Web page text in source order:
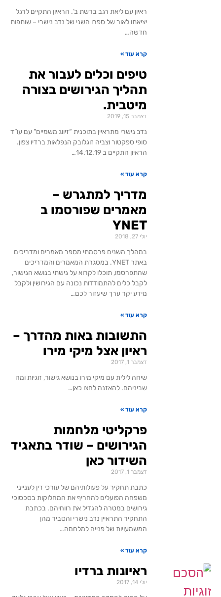
ראיון עם ליאת רגב ברשת ב’. הראיון התקיים לרגל
יציאתו לאור של ספרו השני של נדב נישרי – שותפות
חדשה…
קרא עוד »
טיפים וכלים לעבור את
תהליך הגירושים בצורה
מיטבית.
דצמבר 15, 2019
נדב נישרי מתראיין בתוכנית “זיווג משמיים” עם עו”ד
סופי ספקטור וצביה זוגלובק הנפלאות ברדיו צפון.
הראיון התקיים ב 14.12.19…
קרא עוד »
מדריך למתגרש –
מאמרים שפורסמו ב
YNET
יולי 27, 2018
במהלך השנים פרסמתי מספר מאמרים ומדריכים
באתר YNET. במסגרת המאמרים והמדריכים
שהתפרסמו, תוכלו לקרוא על גישתי בנושא הגישור,
לקבל כלים להתמודדות נכונה עם הגירושין ולקבל
מידע יקר ערך שיעזור לכם…
קרא עוד »
התשובות באות מהדרך –
ראיון אצל מיקי מירו
דצמבר 1, 2017
שיחה לילית עם מיקי מירו בנושא גישור, זוגיות ומה
שביניהם. להאזנה לחצו כאן…
קרא עוד »
פרקליטי מלחמות
הגירושים – שודר בתאגיד
השידור כאן
דצמבר 1, 2017
כתבת תחקיר על פעולותיהם של עורכי דין לענייני
משפחה הפועלים להחריף את המחלוקות בסכסוכי
גירושים במטרה להגדיל את רווחיהם. בכתבת
התחקיר התראיין נדב נישרי והסביר מהן
המשמעויות של פנייה למלחמה…
קרא עוד »
ראיונות ברדיו
יולי 14, 2017